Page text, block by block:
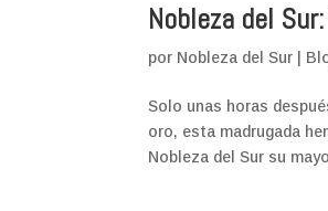
Nobleza del
por Nobleza del Sur
Solo unas horas
oro, esta madrugada
Nobleza del Sur su